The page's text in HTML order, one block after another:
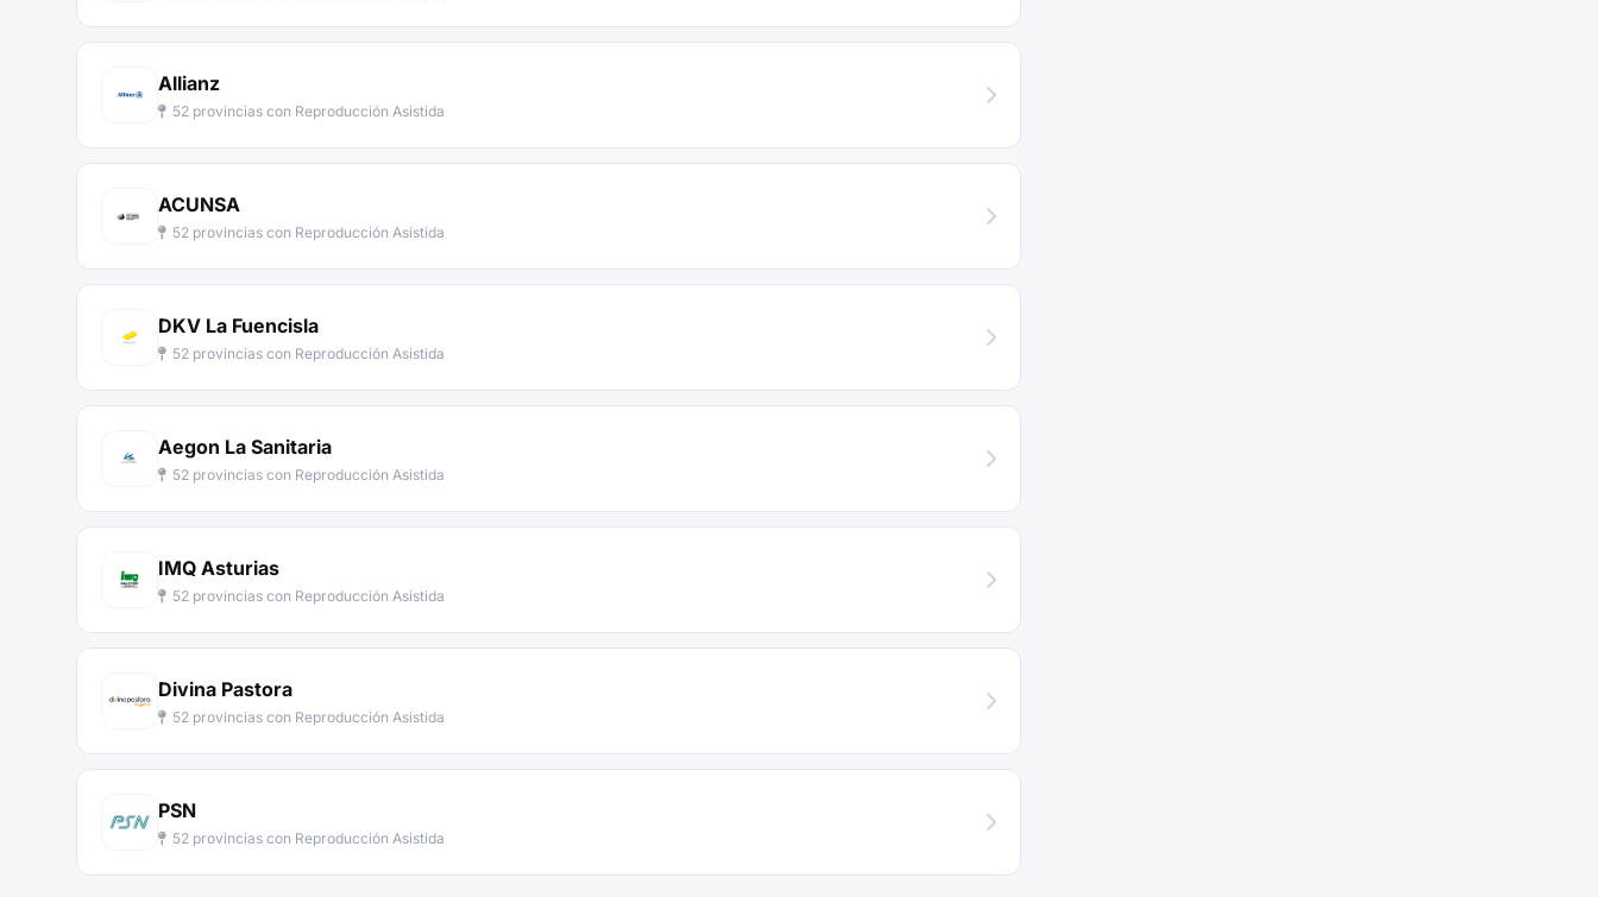
Allianz
52 provincias con Reproducción Asistida
ACUNSA
52 provincias con Reproducción Asistida
DKV La Fuencisla
52 provincias con Reproducción Asistida
Aegon La Sanitaria
52 provincias con Reproducción Asistida
IMQ Asturias
52 provincias con Reproducción Asistida
Divina Pastora
52 provincias con Reproducción Asistida
PSN
52 provincias con Reproducción Asistida